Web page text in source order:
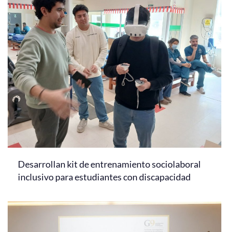
Desarrollan kit de entrenamiento sociolaboral
inclusivo para estudiantes con discapacidad